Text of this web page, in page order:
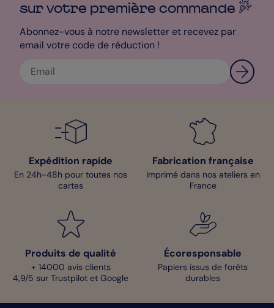
sur votre première commande
Abonnez-vous à notre newsletter et recevez par
email votre code de réduction !
Expédition rapide
En 24h-48h pour toutes nos
cartes
Fabrication française
Imprimé dans nos ateliers en
France
Produits de qualité
+ 14000 avis clients
4,9/5 sur Trustpilot et Google
Écoresponsable
Papiers issus de forêts
durables